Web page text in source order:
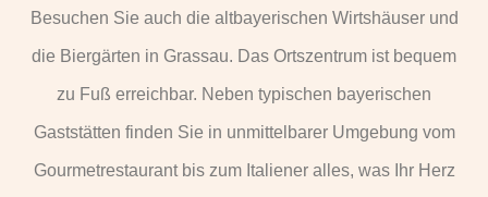
Besuchen Sie auch die altbayerischen Wirtshäuser und
die Biergärten in Grassau. Das Ortszentrum ist bequem
zu Fuß erreichbar. Neben typischen bayerischen
Gaststätten finden Sie in unmittelbarer Umgebung vom
Gourmetrestaurant bis zum Italiener alles, was Ihr Herz